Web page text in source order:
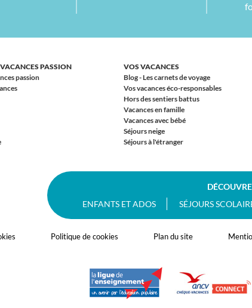
PASSION
passion
VOS VACANCES
Blog - Les carnets de voyage
Vos vacances éco-responsables
Hors des sentiers battus
Vacances en famille
Vacances avec bébé
Séjours neige
Séjours à l'étranger
ENFANTS ET ADOS
SÉJOURS
Politique de cookies Plan du site